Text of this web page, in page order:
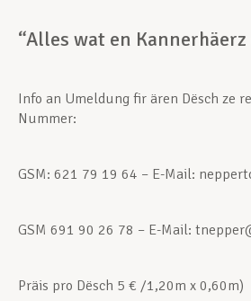
Mitglied werden
Aktuell
“Alles wat en
Info an Umeldung fir ären Dësch ze
Nummer:
GSM: 621 79 19 64 – E-Mail:
GSM 691 90 26 78 – E-Mail:
Präis pro Dësch 5 € /1,20m x 0,60m)